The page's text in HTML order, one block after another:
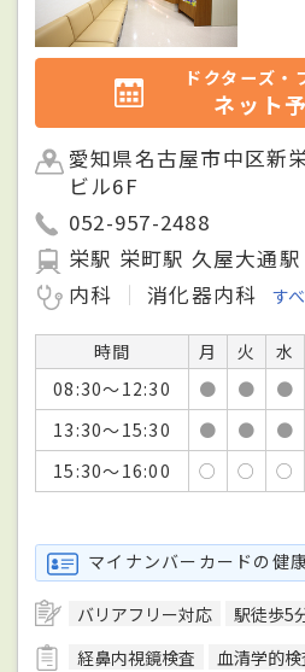
ドクターズ・
ネット
愛知県名古屋市中区
ビル6F
052-957-2488
栄駅 栄町駅 久屋大通
内科
消化器内科 す
時間 月 火 水
08:30～12:30
● ● ●
13:30～15:30
● ● ●
15:30～16:00
○ ○ ○
マイナンバーカードの健
バリアフリー対応 駅徒歩5
経鼻内視鏡検査
血清学的検